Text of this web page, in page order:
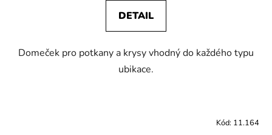
DETAIL
Domeček pro potkany a krysy vhodný do každého typu
ubikace.
Kód: 11.164